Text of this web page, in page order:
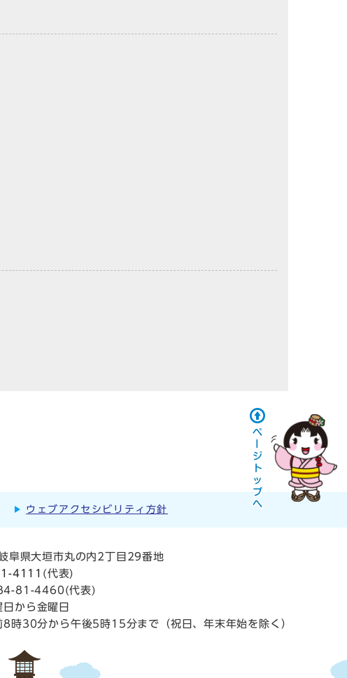
ウェブアクセシビリティ方針
県大垣市丸の内2丁目29番地
4111 (代表)
81-4460(代表)
日から金曜日
8時30分から午後5時15分まで（祝日、年末年始を除く）